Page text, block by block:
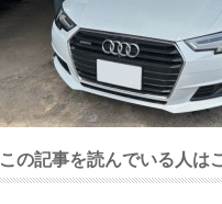
この記事を読んでいる人は